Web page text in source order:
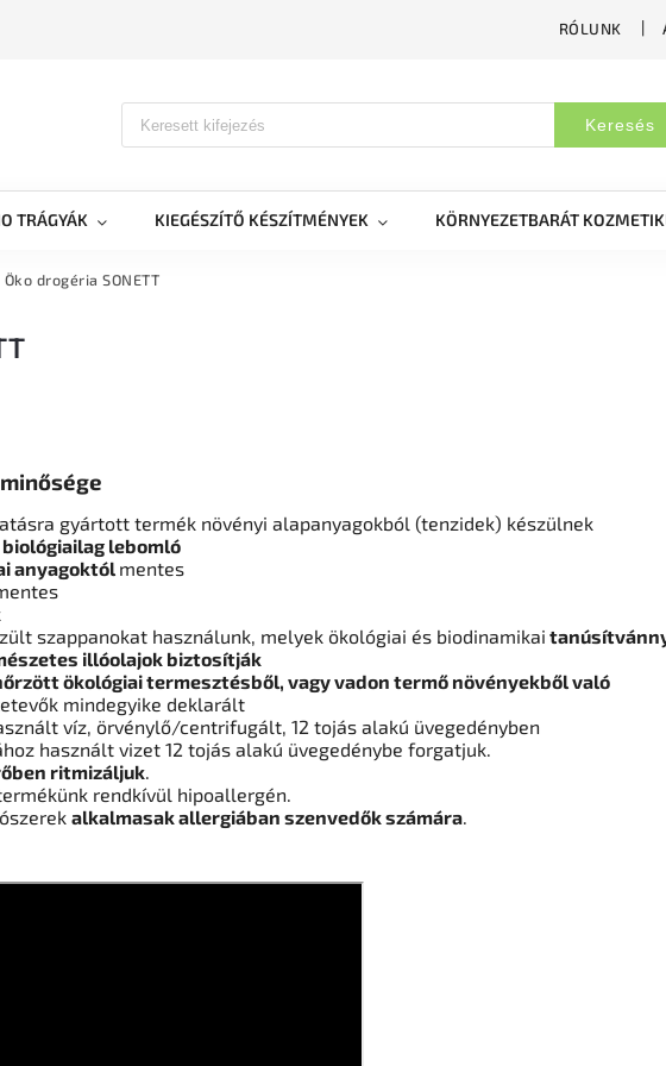
RÓLUNK
Keresés
TRÁGYÁK KIEGÉSZÍTŐ KÉSZÍTMÉNYEK KÖRNYEZETBARÁT
Öko drogéria SONETT
gyártott termék növényi alapanyagokból (tenzidek) készülnek
lebomló
anyagoktól mentes
szappanokat használunk, melyek ökológiai és biodinamikai
illóolajok biztosítják
ökológiai termesztésből, vagy vadon termő növényekből való
mindegyike deklarált
víz, örvénylő/centrifugált, 12 tojás alakú üvegedényben
használt vizet 12 tojás alakú üvegedénybe forgatjuk.
ritmizáljuk.
rendkívül hipoallergén.
alkalmasak allergiában szenvedők számára.